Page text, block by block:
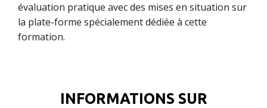
évaluation pratique avec des mises en situation sur
la plate-forme spécialement dédiée à cette
formation.
INFORMATIONS SUR